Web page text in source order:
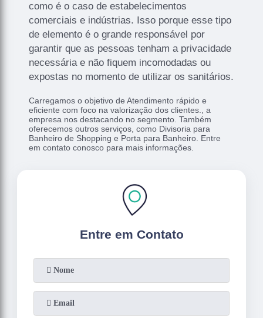
como é o caso de estabelecimentos
comerciais e indústrias. Isso porque esse tipo
de elemento é o grande responsável por
garantir que as pessoas tenham a privacidade
necessária e não fiquem incomodadas ou
expostas no momento de utilizar os sanitários.
Carregamos o objetivo de Atendimento rápido e
eficiente com foco na valorização dos clientes., a
empresa nos destacando no segmento. Também
oferecemos outros serviços, como Divisoria para
Banheiro de Shopping e Porta para Banheiro. Entre
em contato conosco para mais informações.
Entre em Contato